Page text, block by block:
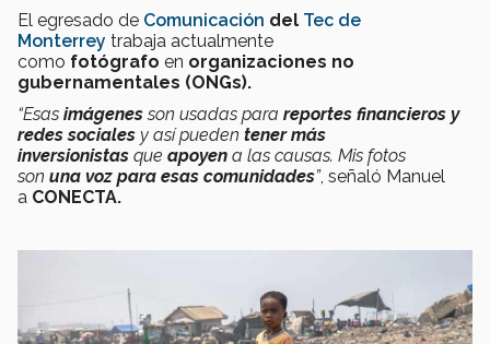
El egresado de Comunicación del Tec de
Monterrey trabaja actualmente
como fotógrafo en organizaciones no
gubernamentales (ONGs).
“Esas imágenesson usadas para reportes financieros y
redes sociales y así pueden tener más
inversionistas que apoyen a las causas. Mis fotos
son una voz para esas comunidades”, señaló Manuel
a CONECTA.